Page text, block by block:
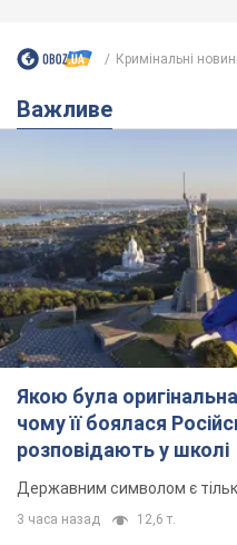
Кримінальні
Важливе
Якою була
чому її боялася
розповідають у школі
Державним символом є
3 часа назад 12,6 т.